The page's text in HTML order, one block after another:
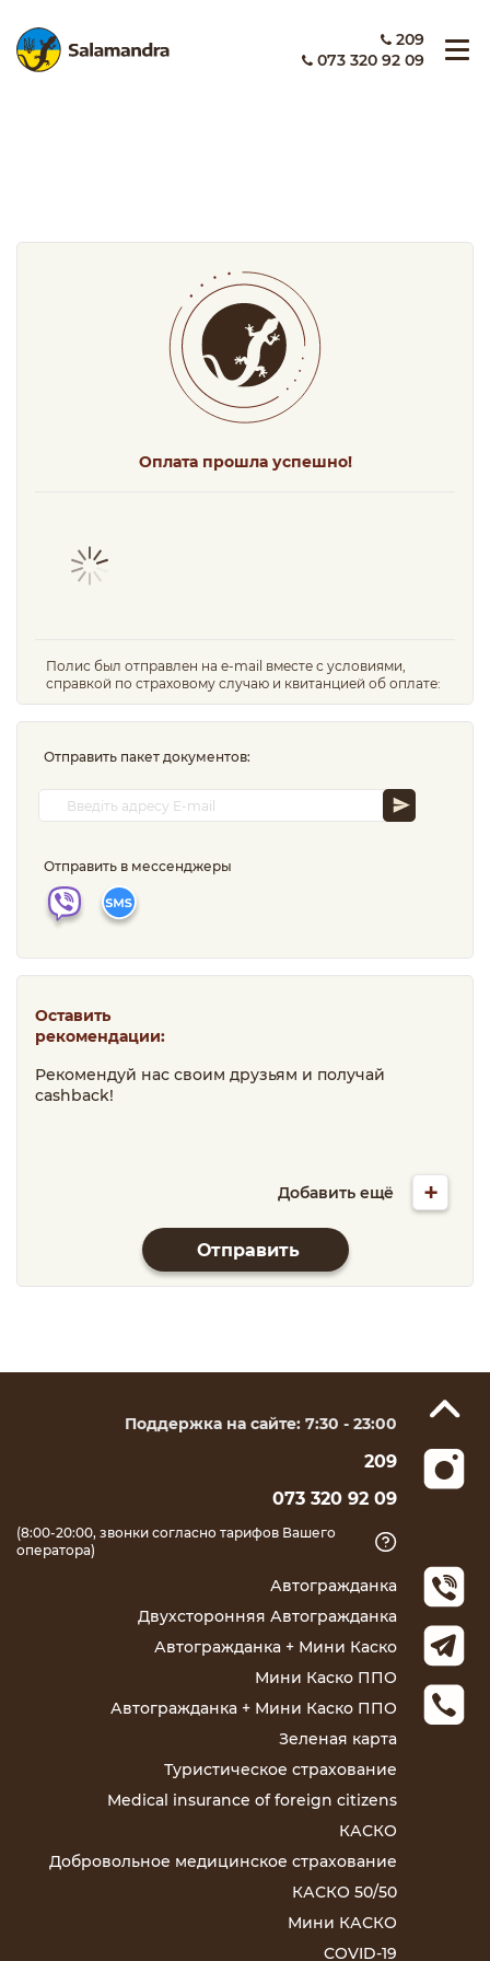
209
073 320 92 09
Оплата прошла успешно!
Полис был отправлен на e-mail вместе с условиями,
справкой по страховому случаю и квитанцией об оплате:
Отправить пакет документов:
Отправить в мессенджеры
Оставить
рекомендации:
Рекомендуй нас своим друзьям и получай
cashback!
Отправить
Добавить ещё +
Автогражданка
Двухсторонняя Автогражданка
Автогражданка + Мини Каско
Мини Каско ППО
Автогражданка + Мини Каско ППО
Зеленая карта
Туристическое страхование
Medical insurance of foreign citizens
КАСКО
Добровольное медицинское страхование
КАСКО 50/50
Мини КАСКО
COVID-19
Поддержка на сайте: 7:30 - 23:00
209
073 320 92 09
(8:00-20:00, звонки согласно тарифов Вашего
оператора)